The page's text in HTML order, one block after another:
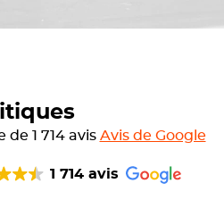
de 1 714 avis Avis de Google
1 714 avis